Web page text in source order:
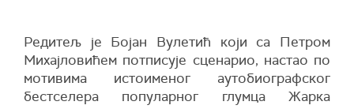
Редитељ је Бојан Вулетић који са Петром
Михајловићем потписује сценарио, настао по
мотивима истоименог аутобиографског
бестселера популарног глумца Жарка